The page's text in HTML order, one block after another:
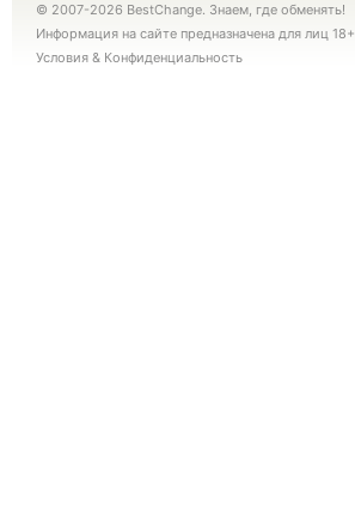
© 2007-2026 BestChange. Знаем, где обменять!
Информация на сайте предназначена для лиц 18+
Условия & Конфиденциальность